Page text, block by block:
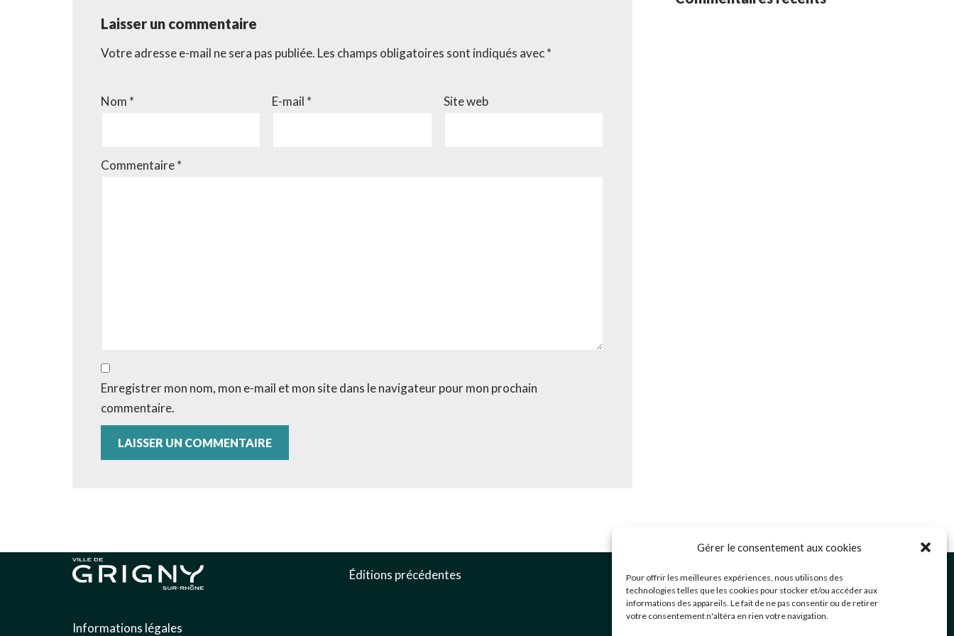
Gérer le consentement aux cookies
Pour offrir les meilleures expériences, nous utilisons des
technologies telles que les cookies pour stocker et/ou accéder aux
informations des appareils. Le fait de ne pas consentir ou de retirer
votre consentement n'altéra en rien votre navigation.
Laisser un commentaire
Votre adresse e-mail ne sera pas publiée. Les champs obligatoires sont indiqués avec*
Nom * E-mail * Site web
Commentaire*
Enregistrer mon nom, mon e-mail et mon site dans le navigateur pour mon prochain
commentaire.
Informations légales
Éditions précédentes
04 72 49 52 49
3 Avenue Jean Estragnat